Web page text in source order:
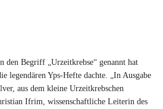
den Begriff „Urzeitkrebse“ genannt hat
legendären Yps-Hefte dachte. „In Ausgabe
aus dem kleine Urzeitkrebschen
Ifrim, wissenschaftliche Leiterin des